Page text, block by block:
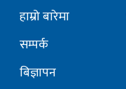
हाम्रो बारेमा
सम्पर्क
बिज्ञापन